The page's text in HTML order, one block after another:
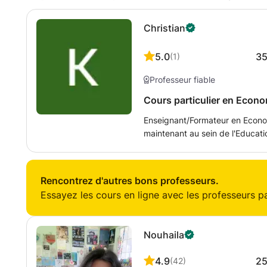
Christian
5.0(1)
Professeur fiable
Cours particulier en
Enseignant/Formateur en
maintenant au sein de
particuliers depuis 10 ans, je
termes de méthodologie, de notions, et
compétences sont les
(bac+2 à bac+5) -
Elaboration , construction et
Rencontrez d'autres bons professeurs.
Essayez les cours en ligne avec les professeurs
Nouhaila
4.9(42)